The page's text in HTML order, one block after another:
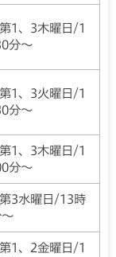
1、3木曜日/1
分～
1、3火曜日/1
分～
1、3木曜日/1
分～
3水曜日/13時
1、2金曜日/1